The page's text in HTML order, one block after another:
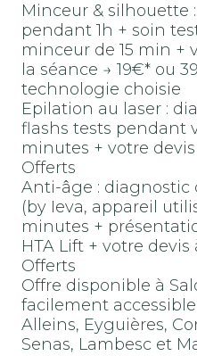
Minceur &
pendant 1h + soin
minceur de 15 min +
la séance → 19€* ou
technologie choisie
Epilation au laser :
flashs tests pendant
minutes + votre
Offerts
Anti-âge : diagnostic
(by Ieva, appareil
minutes +
HTA Lift + votre
Offerts
Offre disponible à
facilement
Alleins, Eyguières,
Senas, Lambesc et